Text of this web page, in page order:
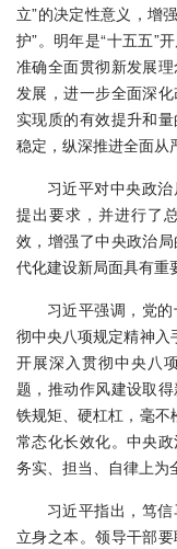
立”的决定性意义，增
护”。明年是“十五五”
准确全面贯彻新发展
发展，进一步全面深
实现质的有效提升和
稳定，纵深推进全面从
习近平对中央政
提出要求，并进行了
效，增强了中央政治
代化建设新局面具有重
习近平强调，党
彻中央八项规定精神入
开展深入贯彻中央八
题，推动作风建设取
铁规矩、硬杠杠，毫不
常态化长效化。中央
务实、担当、自律上为
习近平指出，笃
立身之本。领导干部